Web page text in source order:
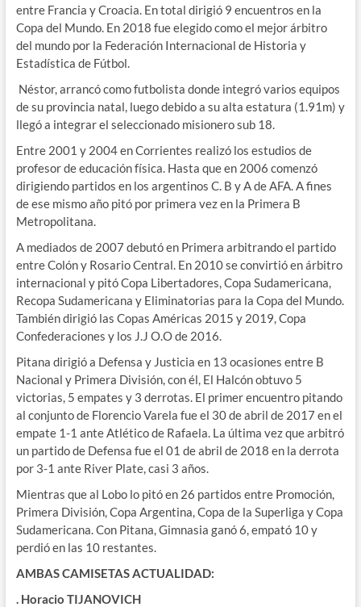
entre Francia y Croacia. En total dirigió 9 encuentros en la
Copa del Mundo. En 2018 fue elegido como el mejor árbitro
del mundo por la Federación Internacional de Historia y
Estadística de Fútbol.
Néstor, arrancó como futbolista donde integró varios equipos
de su provincia natal, luego debido a su alta estatura (1.91m) y
llegó a integrar el seleccionado misionero sub 18.
Entre 2001 y 2004 en Corrientes realizó los estudios de
profesor de educación física. Hasta que en 2006 comenzó
dirigiendo partidos en los argentinos C. B y A de AFA. A fines
de ese mismo año pitó por primera vez en la Primera B
Metropolitana.
A mediados de 2007 debutó en Primera arbitrando el partido
entre Colón y Rosario Central. En 2010 se convirtió en árbitro
internacional y pitó Copa Libertadores, Copa Sudamericana,
Recopa Sudamericana y Eliminatorias para la Copa del Mundo.
También dirigió las Copas Américas 2015 y 2019, Copa
Confederaciones y los J.J O.O de 2016.
Pitana dirigió a Defensa y Justicia en 13 ocasiones entre B
Nacional y Primera División, con él, El Halcón obtuvo 5
victorias, 5 empates y 3 derrotas. El primer encuentro pitando
al conjunto de Florencio Varela fue el 30 de abril de 2017 en el
empate 1-1 ante Atlético de Rafaela. La última vez que arbitró
un partido de Defensa fue el 01 de abril de 2018 en la derrota
por 3-1 ante River Plate, casi 3 años.
Mientras que al Lobo lo pitó en 26 partidos entre Promoción,
Primera División, Copa Argentina, Copa de la Superliga y Copa
Sudamericana. Con Pitana, Gimnasia ganó 6, empató 10 y
perdió en las 10 restantes.
AMBAS CAMISETAS ACTUALIDAD:
. Horacio TIJANOVICH